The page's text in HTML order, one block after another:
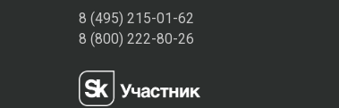
8 (495) 215-01-62
8 (800) 222-80-26